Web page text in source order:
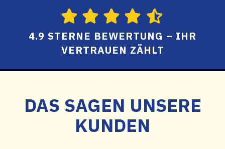
4.9 STERNE BEWERTUNG – IHR
VERTRAUEN ZÄHLT
DAS SAGEN UNSERE
KUNDEN